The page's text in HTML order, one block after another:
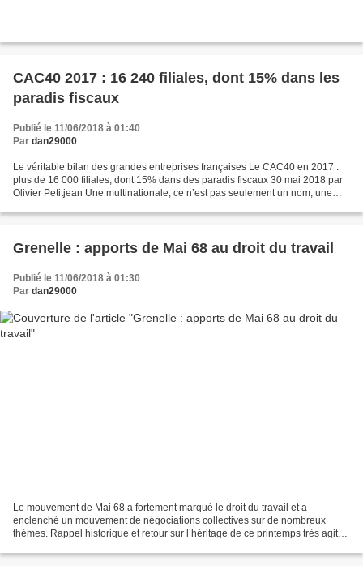
CAC40 2017 : 16 240 filiales, dont 15% dans les
paradis fiscaux
Publié le 11/06/2018 à 01:40
Par dan29000
Le véritable bilan des grandes entreprises françaises Le CAC40 en 2017 :
plus de 16 000 filiales, dont 15% dans des paradis fiscaux 30 mai 2018 par
Olivier Petitjean Une multinationale, ce n’est pas seulement un nom, une
Grenelle : apports de Mai 68 au droit du travail
Publié le 11/06/2018 à 01:30
Par dan29000
Le mouvement de Mai 68 a fortement marqué le droit du travail et a
enclenché un mouvement de négociations collectives sur de nombreux
thèmes. Rappel historique et retour sur l’héritage de ce printemps très agité.